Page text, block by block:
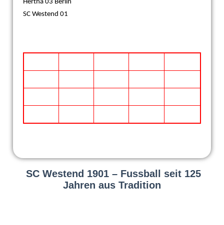
Hertha 03 Berlin
SC Westend 01
SC Westend 1901 – Fussball seit 125
Jahren aus Tradition